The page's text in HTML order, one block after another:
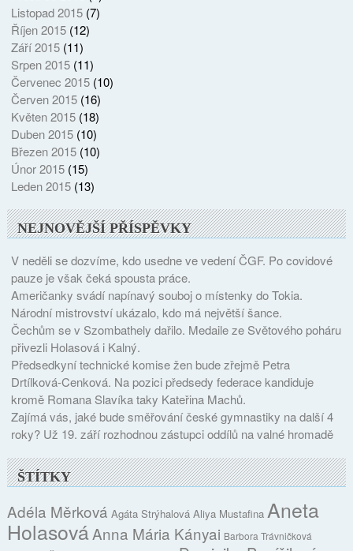
Listopad 2015(7)
Říjen 2015(12)
Září 2015(11)
Srpen 2015(11)
Červenec 2015(10)
Červen 2015(16)
Květen 2015(18)
Duben 2015(10)
Březen 2015(10)
Únor 2015(15)
Leden 2015(13)
NEJNOVĚJŠÍ PŘÍSPĚVKY
V neděli se dozvíme, kdo usedne ve vedení ČGF. Po covidové
pauze je však čeká spousta práce.
Američanky svádí napínavý souboj o místenky do Tokia.
Národní mistrovství ukázalo, kdo má největší šance.
Čechům se v Szombathely dařilo. Medaile ze Světového poháru
přivezli Holasová i Kalný.
Předsedkyní technické komise žen bude zřejmě Petra
Drtílková-Cenková. Na pozici předsedy federace kandiduje
kromě Romana Slavíka taky Kateřina Machů.
Zajímá vás, jaké bude směřování české gymnastiky na další 4
roky? Už 19. září rozhodnou zástupci oddílů na valné hromadě
ŠTÍTKY
Adéla Měrková Agáta Strýhalová Aliya Mustafina Aneta
HolasováAnna Mária Kányai Barbora Trávničková